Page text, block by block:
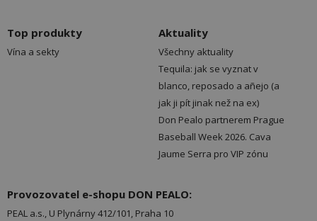
Top produkty
Vína a sekty
Aktuality
Všechny aktuality
Tequila: jak se vyznat v
blanco, reposado a añejo (a
jak ji pít jinak než na ex)
Don Pealo partnerem Prague
Baseball Week 2026. Cava
Jaume Serra pro VIP zónu
Provozovatel e-shopu DON PEALO:
PEAL a.s., U Plynárny 412/101, Praha 10